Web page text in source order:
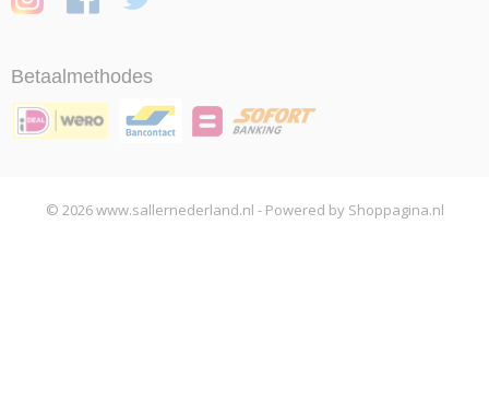
Betaalmethodes
© 2026 www.sallernederland.nl - Powered by Shoppagina.nl